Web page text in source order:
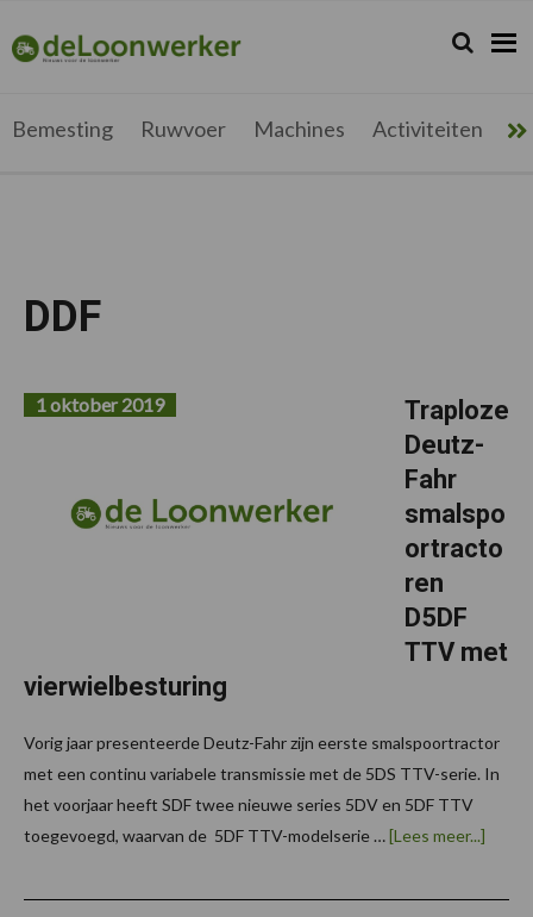
de
hoofdnavigatie
de
hoofd
de
eerste
de
voettekst
deloonwerker.be Zoeken...
Zoek
Bemesting Ruwvoer Machines Activiteiten
DDF
Traploze
Deutz-
Fahr
smalspo
ortracto
ren
D5DF
TTV met
vierwielbesturing
1 oktober 2019
Vorig jaar presenteerde Deutz-Fahr zijn eerste smalspoortractor
met een continu variabele transmissie met de 5DS TTV-serie. In
het voorjaar heeft SDF twee nieuwe series 5DV en 5DF TTV
toegevoegd, waarvan de 5DF TTV-modelserie …[Lees meer...]